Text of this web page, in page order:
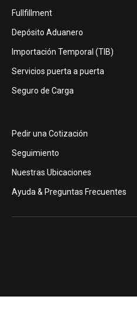
Fullfillment
Depósito Aduanero
Importación Temporal (TIB)
Servicios puerta a puerta
Seguro de Carga
Pedir una Cotización
Seguimiento
Nuestras Ubicaciones
Ayuda & Preguntas Frecuentes